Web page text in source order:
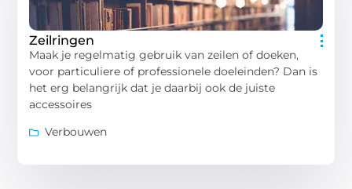
Zeilringen
Maak je regelmatig gebruik van zeilen of doeken,
voor particuliere of professionele doeleinden? Dan is
het erg belangrijk dat je daarbij ook de juiste
accessoires
Verbouwen